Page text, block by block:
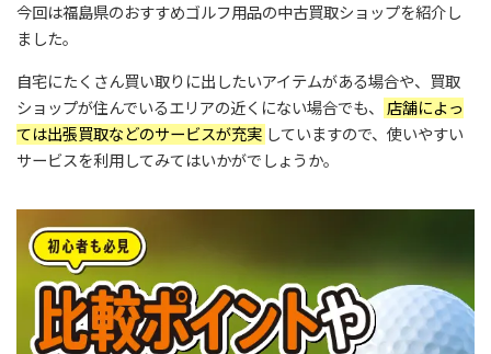
今回は福島県のおすすめゴルフ用品の中古買取ショップを紹介し
ました。
自宅にたくさん買い取りに出したいアイテムがある場合や、買取
ショップが住んでいるエリアの近くにない場合でも、
店舗によっ
ては出張買取などのサービスが充実 していますので、使いやすい
サービスを利用してみてはいかがでしょうか。